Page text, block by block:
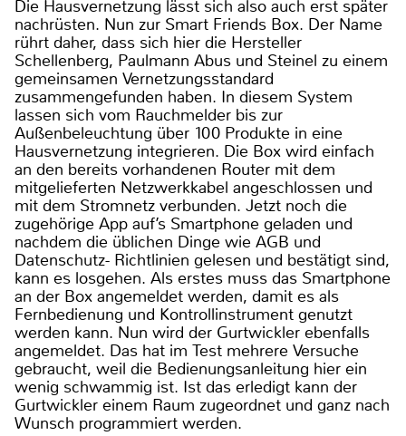
Die Hausvernetzung lässt sich also auch erst später
nachrüsten. Nun zur Smart Friends Box. Der Name
rührt daher, dass sich hier die Hersteller
Schellenberg, Paulmann Abus und Steinel zu einem
gemeinsamen Vernetzungsstandard
zusammengefunden haben. In diesem System
lassen sich vom Rauchmelder bis zur
Außenbeleuchtung über 100 Produkte in eine
Hausvernetzung integrieren. Die Box wird einfach
an den bereits vorhandenen Router mit dem
mitgelieferten Netzwerkkabel angeschlossen und
mit dem Stromnetz verbunden. Jetzt noch die
zugehörige App auf’s Smartphone geladen und
nachdem die üblichen Dinge wie AGB und
Datenschutz- Richtlinien gelesen und bestätigt sind,
kann es losgehen. Als erstes muss das Smartphone
an der Box angemeldet werden, damit es als
Fernbedienung und Kontrollinstrument genutzt
werden kann. Nun wird der Gurtwickler ebenfalls
angemeldet. Das hat im Test mehrere Versuche
gebraucht, weil die Bedienungsanleitung hier ein
wenig schwammig ist. Ist das erledigt kann der
Gurtwickler einem Raum zugeordnet und ganz nach
Wunsch programmiert werden.